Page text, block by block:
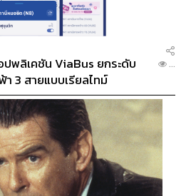
WEALTH
ข่าวเศรษฐกิจ ธุรกิจ และการลงทุน โดย
THE STANDARD
พลิเคชัน ViaBus ยกระดับ
3 สายแบบเรียลไทม์
...